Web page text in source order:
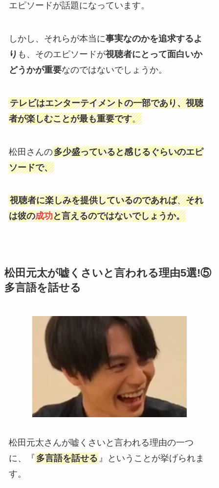
エピソードが話題になっています。
しかし、それらが本当に事実なのかを追求するよ
り も、そのエピソードが視聴者にとって面白いか
どうかが重要なのではないでしょうか。
テレビはエンターテイメントの一部であり、視聴
者が楽しむことが最も重要です。
松田さんの多少盛っていると感じるぐらいのエピ
ソードで、
視聴者に楽しみを提供しているのであれば、それ
は彼の成功と言えるのではないでしょうか。
松田元太が嘘くさいと言われる理由5選!⑤
多言語を話せる
松田元太さんが嘘くさいと言われる理由の一つ
に、『多言語を話せる』ということが挙げられま
す。